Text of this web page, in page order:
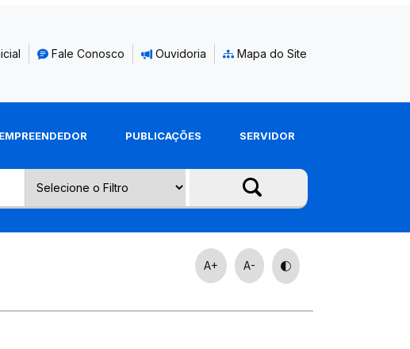
Fale Conosco Ouvidoria Mapa do Site
EMPREENDEDOR PUBLICAÇÕES SERVIDOR
A+ A-